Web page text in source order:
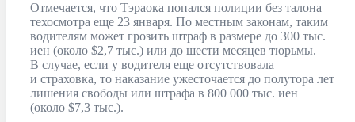
Отмечается, что Тэраока попался полиции без талона
техосмотра еще 23 января. По местным законам, таким
водителям может грозить штраф в размере до 300 тыс.
иен (около $2,7 тыс.) или до шести месяцев тюрьмы.
В случае, если у водителя еще отсутствовала
и страховка, то наказание ужесточается до полутора лет
лишения свободы или штрафа в 800 000 тыс. иен
(около $7,3 тыс.).